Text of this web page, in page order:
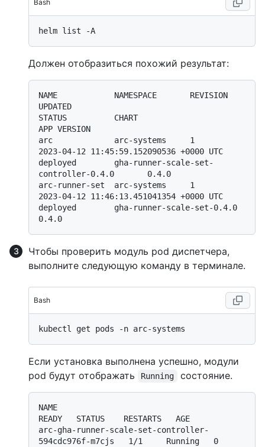
Bash
Должен отобразиться похожий результат:
NAME            NAMESPACE       REVISION
UPDATED
STATUS          CHART
APP VERSION
arc             arc-systems     1
2023-04-12 11:45:59.152090536 +0000 UTC
deployed        gha-runner-scale-set-
controller-0.4.0       0.4.0
arc-runner-set  arc-systems     1
2023-04-12 11:46:13.451041354 +0000 UTC
deployed        gha-runner-scale-set-0.4.0
Чтобы проверить модуль pod диспетчера,
выполните следующую команду в терминале.
Bash
Если установка выполнена успешно, модули
pod будут отображать
Running состояние.
NAME
READY   STATUS    RESTARTS   AGE
arc-gha-runner-scale-set-controller-
594cdc976f-m7cjs   1/1     Running   0